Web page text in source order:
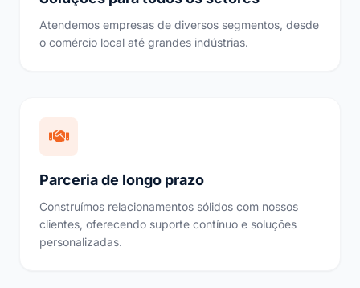
Atendemos empresas de diversos segmentos, desde
o comércio local até grandes indústrias.
Parceria de longo prazo
Construímos relacionamentos sólidos com nossos
clientes, oferecendo suporte contínuo e soluções
personalizadas.